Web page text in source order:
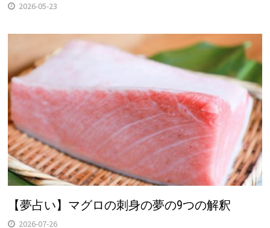
2026-05-23
【夢占い】マグロの刺身の夢の9つの解釈
2026-07-26